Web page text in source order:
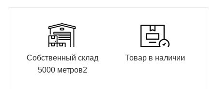
Собственный склад
5000 метров2
Товар в наличии